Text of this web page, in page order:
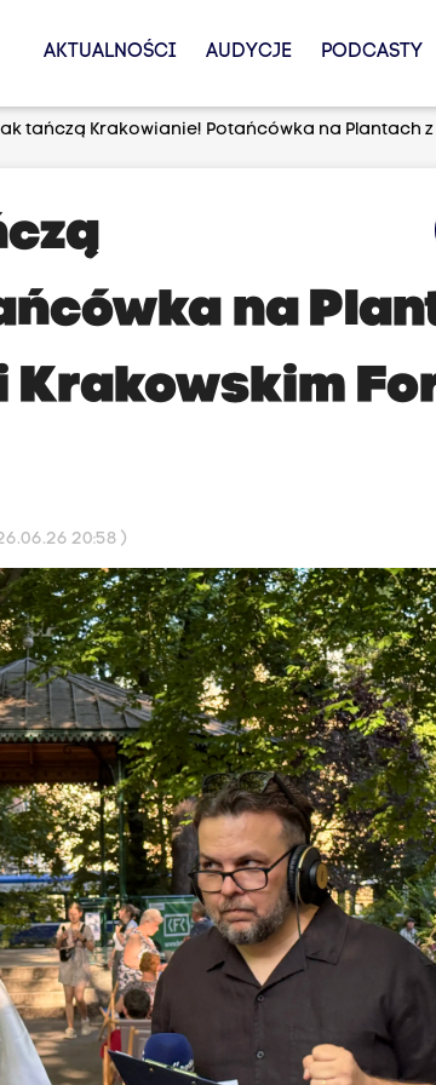
AKTUALNOŚCI AUDYCJE PODCASTY
tańczą Krakowianie! Potańcówka na Plantach z
na
Krakowskim
20:58 )